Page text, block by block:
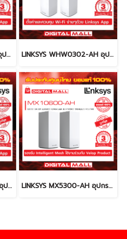
LINKSYS WHW0301-AH อุปกรณ์เชื่อมต่อสัญญาณ (Router) LINKSYS WHW0302-AH อุปกรณ์เชื่อมต่อสัญญาณ (Router)
LINKSYS WHW0303-AH อุปกรณ์เชื่อมต่อสัญญาณ (Router) LINKSYS MX5300-AH อุปกรณ์เชื่อมต่อสัญญาณ (Router)